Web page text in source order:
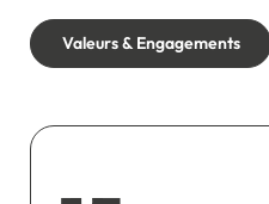
Valeurs & Engagements